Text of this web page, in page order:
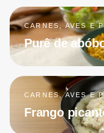
CARNES, AVES E
Purê de
CARNES, AVES E
Frango